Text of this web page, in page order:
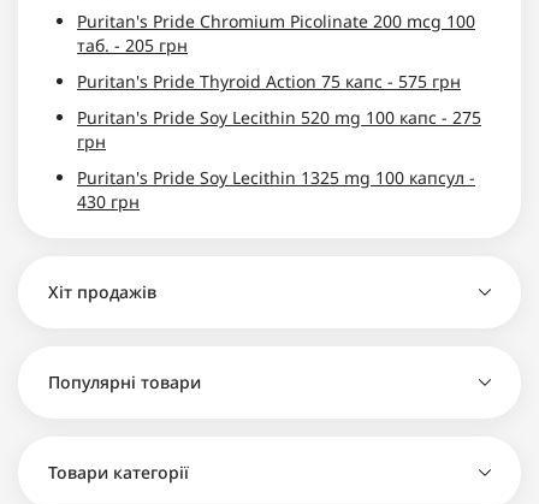
Puritan's Pride Chromium Picolinate 200 mcg 100
таб. - 205 грн
Puritan's Pride Thyroid Action 75 капс - 575 грн
Puritan's Pride Soy Lecithin 520 mg 100 капс - 275
грн
Puritan's Pride Soy Lecithin 1325 mg 100 капсул -
430 грн
Хіт продажів
Берберин Puritan's Pride Berberine 500 mg 60
Біотин Puritan's Pride Biotin 10,000 mcg 100
капсул - 575 грн
Популярні товари
Берберин Puritan's Pride Berberine 500 mg 60
Товари категорії